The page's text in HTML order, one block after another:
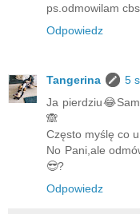
ps.odmowilam
Odpowiedz
Tangerina
5
Ja
🙈
Często myślę co
No Pani,ale
😎?
Odpowiedz